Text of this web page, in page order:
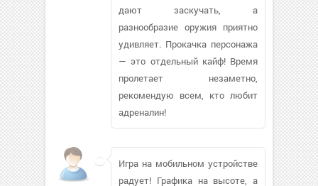
дают заскучать, а
разнообразие оружия приятно
удивляет. Прокачка персонажа
— это отдельный кайф! Время
пролетает незаметно,
рекомендую всем, кто любит
адреналин!
Игра на мобильном устройстве
радует! Графика на высоте, а